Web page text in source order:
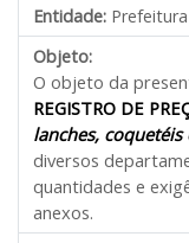
Entidade: Prefeitura
Objeto:
O objeto da
REGISTRO DE
lanches,
diversos
quantidades e
anexos.